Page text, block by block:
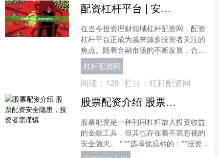
配资杠杆平台 | 安全合规首选
在当今投资理财领域杠杆配资网，配资
杠杆平台正成为越来越多投资者关注的
焦点。随着金融市场的不断发展，合理
运用杠杆工具能够帮助投资者在控制风
险的前提下放大收益。然而....
杠杆配资网
阅读： 128 栏目： 杠杆配资网
股票配资介绍 股票配资安全隐患，投资者需谨慎
股票配资是一种利用杠杆放大投资收益
的金融工具，但其也存在着不容忽视的
安全隐患。 * **选择优质标的：**投资于
基本面良好、成长性高的股票。 **资金